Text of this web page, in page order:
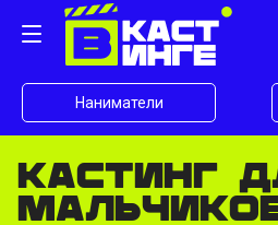
Наниматели
Кастинг